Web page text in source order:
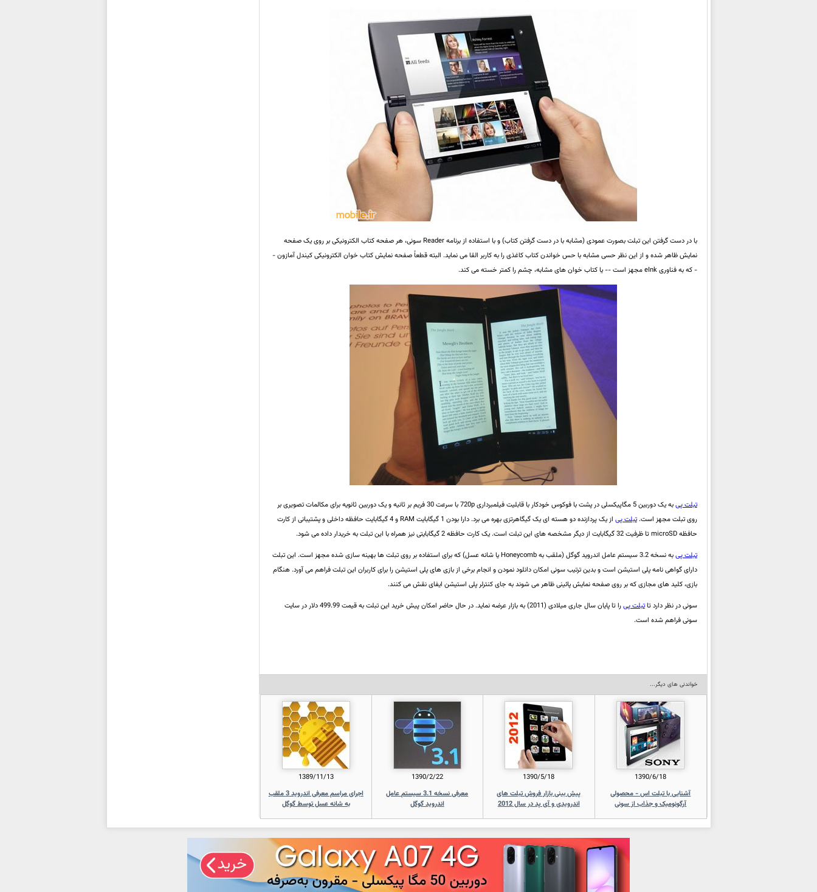
با در دست گرفتن این تبلت بصورت عمودی (مشابه با در دست گرفتن کتاب) و با استفاده از برنامه Reader سونی، هر صفحه کتاب الکترونیکی بر روی یک صفحه
نمایش ظاهر شده و از این نظر حسی مشابه با حس خواندن کتاب کاغذی را به کاربر القا می نماید. البته قطعاً صفحه نمایش کتاب خوان الکترونیکی کیندل آمازون -
- که به فناوری eInk مجهز است -- یا کتاب خوان های مشابه، چشم را کمتر خسته می کند.
تبلت پی
به یک دوربین 5 مگاپیکسلی در پشت با فوکوس خودکار با قابلیت فیلمبرداری 720p با سرعت 30 فریم بر ثانیه و یک دوربین ثانویه برای مکالمات تصویری بر
روی تبلت مجهز است.تبلت پی
از یک پردازنده دو هسته ای یک گیگاهرتزی بهره می برد. دارا بودن 1 گیگابایت RAM و 4 گیگابایت حافظه داخلی و پشتیبانی از کارت
حافظه microSD تا ظرفیت 32 گیگابایت از دیگر مشخصه های این تبلت است. یک کارت حافظه 2 گیگابایتی نیز همراه با این تبلت به خریدار داده می شود.
تبلت پی
به نسخه 3.2 سیستم عامل اندروید گوگل (ملقب به Honeycomb یا شانه عسل) که برای استفاده بر روی تبلت ها بهینه سازی شده مجهز است. این تبلت
دارای گواهی نامه پلی استیشن است و بدین ترتیب سونی امکان دانلود نمودن و انجام برخی از بازی های پلی استیشن را برای کاربران این تبلت فراهم می آورد. هنگام
بازی، کلید های مجازی که بر روی صفحه نمایش پائینی ظاهر می شوند به جای کنترلر پلی استیشن ایفای نقش می کنند.
سونی در نظر دارد تاتبلت پی
را تا پایان سال جاری میلادی (2011) به بازار عرضه نماید. در حال حاضر امکان پیش خرید این تبلت به قیمت 499.99 دلار در سایت
سونی فراهم شده است.
خواندنی های دیگر...
1390/6/18
آشنایی با تبلت اس - محصولی
آرگونومیک و جذاب از سونی
1390/5/18
پیش بینی بازار فروش تبلت های
اندرویدی و آی پد در سال 2012
1390/2/22
معرفی نسخه 3.1 سیستم عامل
اندروید گوگل
1389/11/13
اجرای مراسم معرفی اندروید 3 ملقب
به شانه عسل توسط گوگل